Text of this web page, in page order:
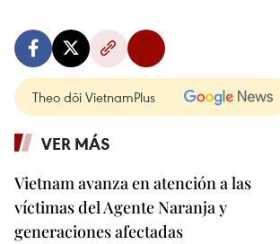
Theo dõi VietnamPlus
VER MÁS
Vietnam avanza en atención a las
víctimas del Agente Naranja y
generaciones afectadas